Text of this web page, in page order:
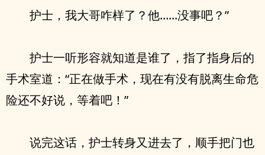
护士，我大哥咋样了？他......没事吧？”
护士一听形容就知道是谁了，指了指身后的
手术室道：“正在做手术，现在有没有脱离生命危
险还不好说，等着吧！”
说完这话，护士转身又进去了，顺手把门也